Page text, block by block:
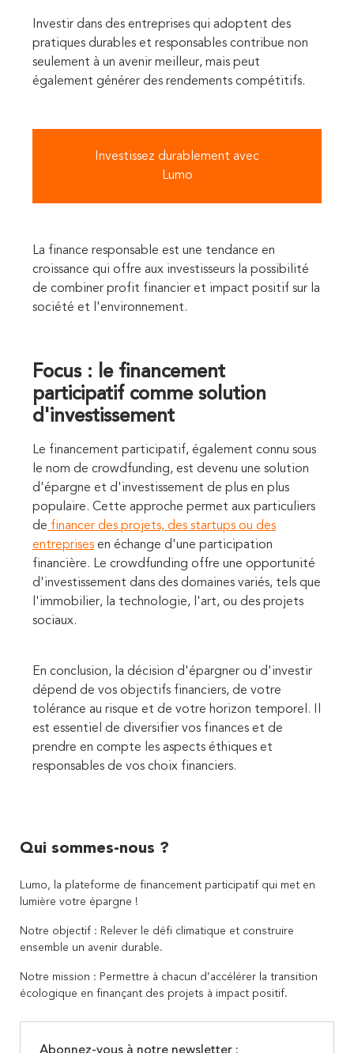
Investir dans des entreprises qui adoptent des
pratiques durables et responsables contribue non
seulement à un avenir meilleur, mais peut
également générer des rendements compétitifs.
Investissez durablement avec
Lumo
La finance responsable est une tendance en
croissance qui offre aux investisseurs la possibilité
de combiner profit financier et impact positif sur la
société et l'environnement.
Focus : le financement
participatif comme solution
d'investissement
Le financement participatif, également connu sous
le nom de crowdfunding, est devenu une solution
d'épargne et d'investissement de plus en plus
populaire. Cette approche permet aux particuliers
de financer des projets, des startups ou des
entreprises en échange d'une participation
financière. Le crowdfunding offre une opportunité
d'investissement dans des domaines variés, tels que
l'immobilier, la technologie, l'art, ou des projets
sociaux.
En conclusion, la décision d'épargner ou d'investir
dépend de vos objectifs financiers, de votre
tolérance au risque et de votre horizon temporel. Il
est essentiel de diversifier vos finances et de
prendre en compte les aspects éthiques et
responsables de vos choix financiers.
Qui sommes-nous ?
Lumo, la plateforme de financement participatif qui met en
lumière votre épargne !
Notre objectif : Relever le défi climatique et construire
ensemble un avenir durable.
Notre mission : Permettre à chacun d’accélérer la transition
écologique en finançant des projets à impact positif.